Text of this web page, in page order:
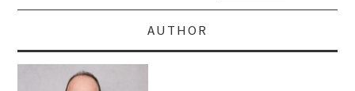
AUTHOR